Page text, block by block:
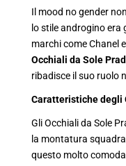
Il mood no gender
lo stile androgino
marchi come Chanel
Occhiali da Sole
ribadisce il suo ruolo
Caratteristiche degli
Gli Occhiali da Sole
la montatura
questo molto